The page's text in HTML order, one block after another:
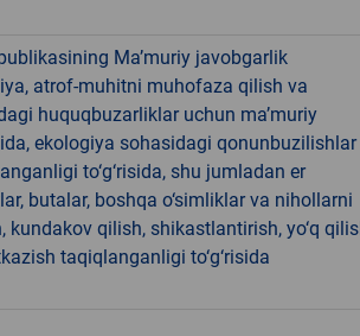
Ma’muriy javobgarlik
atrof-muhitni muhofaza qilish va
huquqbuzarliklar uchun ma’muriy
ekologiya sohasidagi qonunbuzilishlar
to‘g‘risida, shu jumladan er
butalar, boshqa o‘simliklar va nihollarni
qilish, shikastlantirish, yo‘q
taqiqlanganligi to‘g‘risida